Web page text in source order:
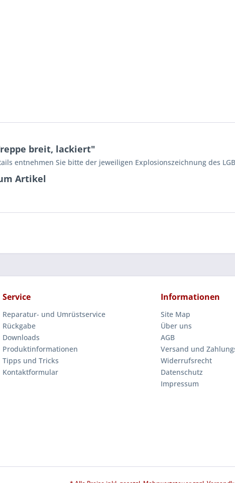
breit, lackiert"
entnehmen Sie bitte der jeweiligen Explosionszeichnung des
Artikel
Service
Reparatur- und Umrüstservice
Rückgabe
Downloads
Produktinformationen
Tipps und Tricks
Kontaktformular
Informationen
Site Map
Über uns
AGB
Versand und
Widerrufsrecht
Datenschutz
Impressum